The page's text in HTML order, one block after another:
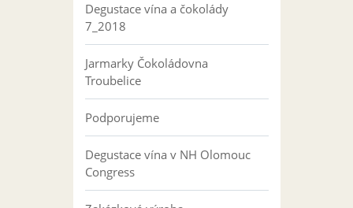
Degustace vína a čokolády
7_2018
Jarmarky Čokoládovna
Troubelice
Podporujeme
Degustace vína v NH Olomouc
Congress